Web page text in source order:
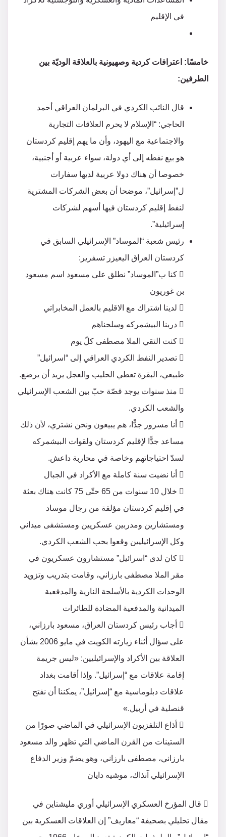
في الإقليم
خامسًا: اعترافات كردية وصهيونية بالعلاقة الوديّة بين
الطرفين:
قال النائب الكردي في البرلمان العراقي أحمد
الحاجي: “الإسلام لا يحرم العلاقات التجارية
والاجتماعية مع اليهود، وأن ما يهم إقليم كردستان
هو بيع نفطه إلى أي دولة، سواء عربية أو أجنبية،
خصوصا أن هناك دولا عربية لديها سفارات
ل”إسرائيل”، موضحا أن بعض الشركات المشترية
لنفط إقليم كردستان فيها أسهم لشركات
إسرائيلية”.
رئيس شعبة “الموساد” الإسرائيلي السابق في
كردستان العراق اليعيزر تسفرير:
 كنا ب”الموساد” نطلق على مسعود اسم مسعود
بن غوريون
 لدينا اشتراك مع الاقليم بالعمل المخابراتي
 دربنا البيشمركه وسلحناهم
 كنت التقي الملا مصطفى كلّ يوم
 تصدير النفط الكردي العراقي إلى “اسرائيل”
طبيعي، البقرة تعطي الحليب والعجل يريد أن يرضع.
 منذ سنوات يوجد قصّة حبّ بين الشعب الإسرائيلي
والشعب الكردي.
 أنا مسرور جدًّا، هم يبيعون ونحن نشتري، لأن ذلك
مساعد جدًّا لإقليم كردستان ولقوات البيشمركه
لسدّ احتياجاتهم وخاصة في محاربة داعش.
 أنا نضيت سنة كاملة مع الأكراد في الجبال
 خلال 10 سنوات من 65 حتّى 75 كانت هناك بعثة
في إقليم كردستان مؤلفة من رجال موساد
ومستشارين ومدربين عسكريين ومستشفى ميداني
وكل الإسرائيليين وقعوا بحب الشعب الكردي.
 كان لدى “اسرائيل” مستشارون عسكريون في
مقر الملا مصطفى بارزاني، وقامت بتدريب وتزويد
الوحدات الكردية بالأسلحة النارية والمدفعية
الميدانية والمدفعية المضادة للطائرات
 أجاب رئيس كردستان العراق، مسعود بارزاني،
على سؤال أثناء زيارته الكويت في مايو 2006 بشأن
العلاقة بين الأكراد والإسرائيليين: «ليس جريمة
إقامة علاقات مع “إسرائيل”. وإذا أقامت بغداد
علاقات دبلوماسية مع “إسرائيل”، يمكننا أن نفتح
قنصلية في أربيل.»
 أذاع التلفزيون الإسرائيلي في الماضي صورًا من
الستينات من القرن الماضي التي تظهر والد مسعود
بارزاني، مصطفى بارزاني، وهو يضمّ وزير الدفاع
الإسرائيلي آنذاك، موشيه دايان
 قال المؤرخ العسكري الإسرائيلي أوري مليشتاين في
مقال تحليلي بصحيفة “معاريف” إن العلاقات العسكرية بين